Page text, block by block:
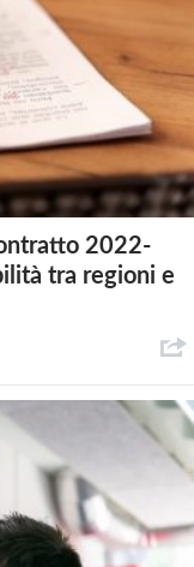
2022-
tra regioni e